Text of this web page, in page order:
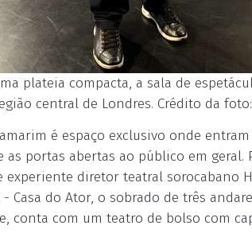
plateia compacta, a sala de
central de Londres. Crédito da
é espaço exclusivo onde
as portas abertas ao público em
diretor teatral sorocabano
do Ator, o sobrado de três
conta com um teatro de bolso com